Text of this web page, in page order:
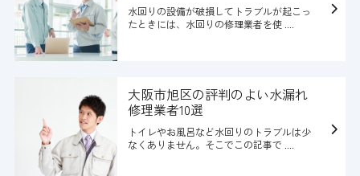
水回りの設備が破損してトラブルが起こっ
たときには、水回りの修理業者を使 ....
大阪市旭区の評判のよい水漏れ
修理業者10選
トイレやお風呂など水回りのトラブルは少
なくありません。そこでこの記事で ....